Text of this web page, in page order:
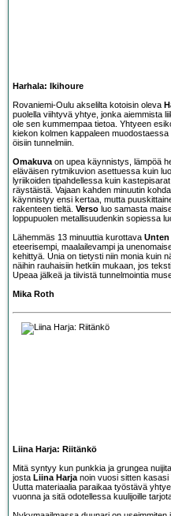
Harhala: Ikihoure
Rovaniemi-Oulu akselilta kotoisin oleva
puolella viihtyvä yhtye, jonka aiemmista
ole sen kummempaa tietoa. Yhtyeen
kiekon kolmen kappaleen
öisiin tunnelmiin.
Omakuva on upea käynnistys, lämpöä
eläväisen rytmikuvion asettuessa kuin
lyriikoiden tipahdellessa kuin
räystäistä. Vajaan kahden minuutin
käynnistyy ensi kertaa, mutta
rakenteen tieltä. Verso luo samasta
loppupuolen metallisuudenkin sopiessa
Lähemmäs 13 minuuttia kurottava Unten
eteerisempi, maalailevampi ja
kehittyä. Unia on tietysti niin monia kuin
näihin rauhaisiin hetkiin mukaan, jos
Upeaa jälkeä ja tiivistä tunnelmointia
Mika Roth
Liina Harja: Riitänkö
Mitä syntyy kun punkkia ja grungea
josta Liina Harja noin vuosi sitten kasasi
Uutta materiaalia paraikaa työstävä
vuonna ja sitä odotellessa kuulijoille